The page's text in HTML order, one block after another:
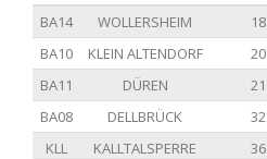
BA14 WOLLERSHEIM 18
BA10
KLEIN ALTENDORF 20
BA11
DÜREN 21
BA08
DELLBRÜCK 32
KLL
KALLTALSPERRE 36